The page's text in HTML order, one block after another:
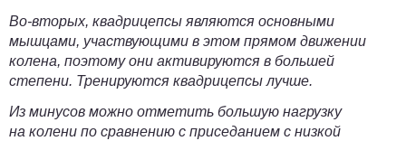
Во-вторых, квадрицепсы являются основными
мышцами, участвующими в этом прямом движении
колена, поэтому они активируются в большей
степени. Тренируются квадрицепсы лучше.
Из минусов можно отметить большую нагрузку
на колени по сравнению с приседанием с низкой